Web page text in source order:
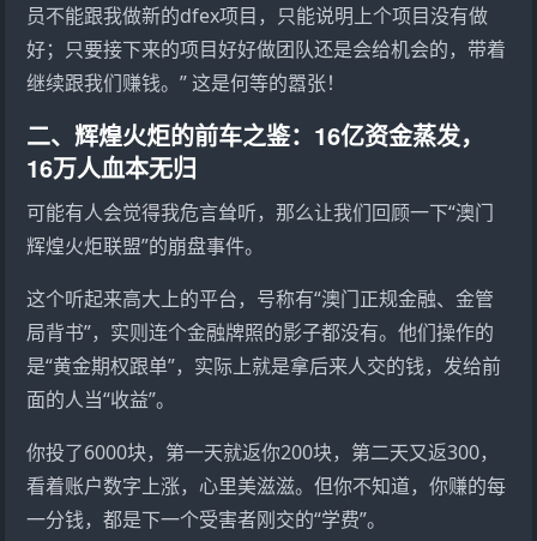
员不能跟我做新的dfex项目，只能说明上个项目没有做
好；只要接下来的项目好好做团队还是会给机会的，带着
继续跟我们赚钱。” 这是何等的嚣张！
二、辉煌火炬的前车之鉴：16亿资金蒸发，
16万人血本无归
可能有人会觉得我危言耸听，那么让我们回顾一下“澳门
辉煌火炬联盟”的崩盘事件。
这个听起来高大上的平台，号称有“澳门正规金融、金管
局背书”，实则连个金融牌照的影子都没有。他们操作的
是“黄金期权跟单”，实际上就是拿后来人交的钱，发给前
面的人当“收益”。
你投了6000块，第一天就返你200块，第二天又返300，
看着账户数字上涨，心里美滋滋。但你不知道，你赚的每
一分钱，都是下一个受害者刚交的“学费”。